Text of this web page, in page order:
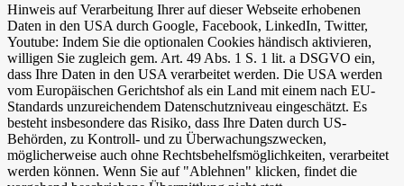
Hinweis auf Verarbeitung Ihrer auf dieser Webseite erhobenen
Daten in den USA durch Google, Facebook, LinkedIn, Twitter,
Youtube: Indem Sie die optionalen Cookies händisch aktivieren,
willigen Sie zugleich gem. Art. 49 Abs. 1 S. 1 lit. a DSGVO ein,
dass Ihre Daten in den USA verarbeitet werden. Die USA werden
vom Europäischen Gerichtshof als ein Land mit einem nach EU-
Standards unzureichendem Datenschutzniveau eingeschätzt. Es
besteht insbesondere das Risiko, dass Ihre Daten durch US-
Behörden, zu Kontroll- und zu Überwachungszwecken,
möglicherweise auch ohne Rechtsbehelfsmöglichkeiten, verarbeitet
werden können. Wenn Sie auf "Ablehnen" klicken, findet die